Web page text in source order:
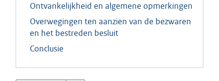
Ontvankelijkheid en algemene opmerkingen
Overwegingen ten aanzien van de bezwaren
en het bestreden besluit
Conclusie